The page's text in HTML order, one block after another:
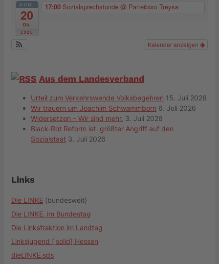
AUG.
20
Do.
2026
17:00 Sozialsprechstunde @ Parteibüro Treysa
Kalender anzeigen
Aus dem Landesverband
Urteil zum Verkehrswende Volksbegehren 15. Juli 2026
Wir trauern um Joachim Schwammborn 6. Juli 2026
Widersetzen – Wir sind mehr. 3. Juli 2026
Black-Rot Reform ist größter Angriff auf den
Sozialstaat 3. Juli 2026
Links
Die LINKE (bundesweit)
Die LINKE. im Bundestag
Die Linksfraktion im Landtag
Linksjugend ['solid] Hessen
dieLINKE.sds